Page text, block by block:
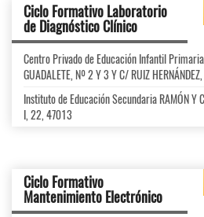
Ciclo Formativo Laboratorio
de Diagnóstico Clínico
Centro Privado de Educación Infantil
GUADALETE, Nº 2 Y 3 Y C/ RUIZ
Instituto de Educación Secundaria RAMÓN Y
I, 22, 47013
Ciclo Formativo
Mantenimiento Electrónico